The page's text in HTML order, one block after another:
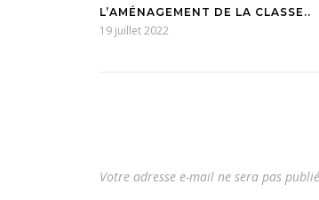
L’AMÉNAGEMENT DE LA CLASSE..
19 juillet 2022
Votre adresse e-mail ne sera pas